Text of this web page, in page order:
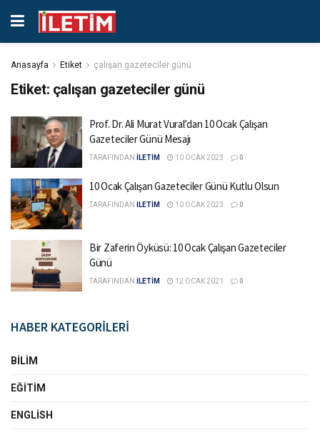
Anasayfa Etiket çalışan gazeteciler günü
Etiket: çalışan gazeteciler günü
Prof. Dr. Ali Murat Vural’dan 10 Ocak Çalışan
Gazeteciler Günü Mesajı
TARAFINDAN İLETİM 10 OCAK 2023 0
10 Ocak Çalışan Gazeteciler Günü Kutlu Olsun
TARAFINDAN İLETİM 10 OCAK 2023 0
Bir Zaferin Öyküsü: 10 Ocak Çalışan Gazeteciler
Günü
TARAFINDAN İLETİM 12 OCAK 2021 0
HABER KATEGORİLERİ
BILIM
EĞITIM
ENGLISH